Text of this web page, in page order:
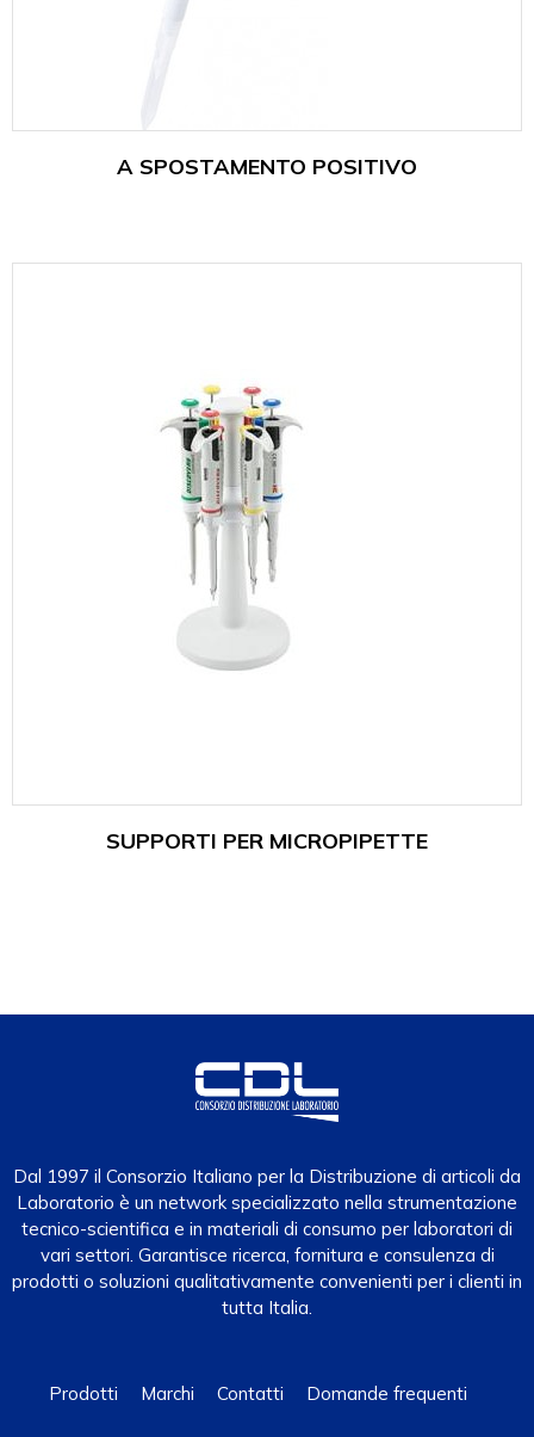
A SPOSTAMENTO POSITIVO
SUPPORTI PER MICROPIPETTE
Dal 1997 il Consorzio Italiano per la Distribuzione di articoli da
Laboratorio è un network specializzato nella strumentazione
tecnico-scientifica e in materiali di consumo per laboratori di
vari settori. Garantisce ricerca, fornitura e consulenza di
prodotti o soluzioni qualitativamente convenienti per i clienti in
tutta Italia.
Prodotti Marchi Contatti Domande frequenti